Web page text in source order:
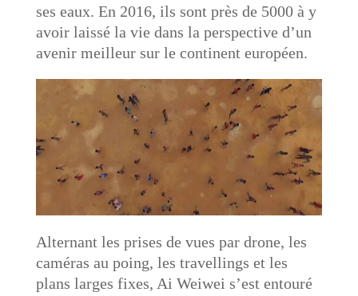
ses eaux. En 2016, ils sont près de 5000 à y
avoir laissé la vie dans la perspective d’un
avenir meilleur sur le continent européen.
Alternant les prises de vues par drone, les
caméras au poing, les travellings et les
plans larges fixes, Ai Weiwei s’est entouré